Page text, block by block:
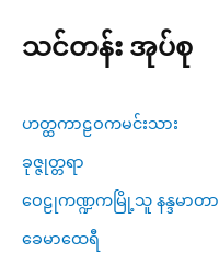
သင်တန်း အုပ်စု
ဟတ္ထကာဠဝကမင်းသား
ခုဇ္ဇုတ္တရာ
ဝေဠုကဏ္ဍကမြို့သူ နန္ဒမာတာ
ခေမာထေရီ